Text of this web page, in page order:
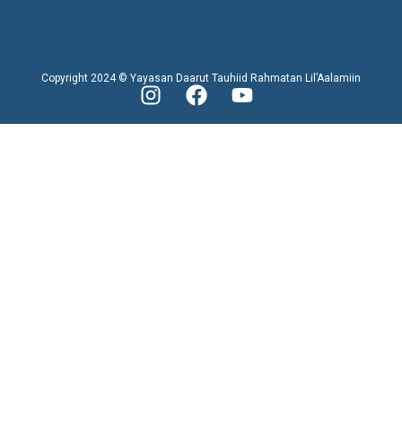
Copyright 2024 © Yayasan Daarut Tauhiid Rahmatan Lil’Aalamiin